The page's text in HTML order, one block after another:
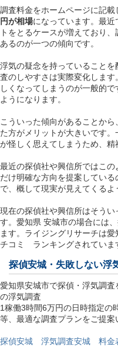
調査料金をホームページに記載
円が相場になっています。最近
トをとるケースが増えており
あるのが一つの傾向です。
浮気の疑念を持っていること
査のしやすさは実際変化しま
しくなってしまうのが一般的
ようになります。
こういった傾向があることか
た方がメリットが大きいです
が怪しく思えてしまうため、精
最近の探偵社や興信所ではこ
だけ明確な方向を提案してい
で、概して現実が見えてくるよ
現在の探偵社や興信所はそう
す。愛知県 安城市の場合には
ます。ライジングリサーチは
チコミ ランキングされていま
探偵安城 ・失敗しない浮
愛知県安城市で探偵・浮気調
の浮気調査
1稼働3時間6万円の日時指定の
等、最適な調査プランをご提案
探偵安城 浮気調査安城 料金